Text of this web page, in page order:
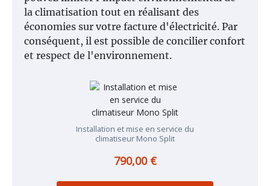
la climatisation tout en réalisant des
économies sur votre facture d'électricité. Par
conséquent, il est possible de concilier confort
et respect de l'environnement.
Installation et mise en service du
climatiseur Mono Split
790,00 €